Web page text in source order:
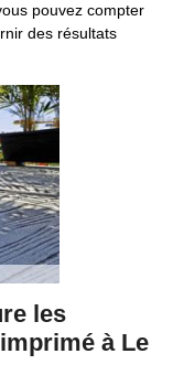
pouvez compter
des résultats
les
à Le